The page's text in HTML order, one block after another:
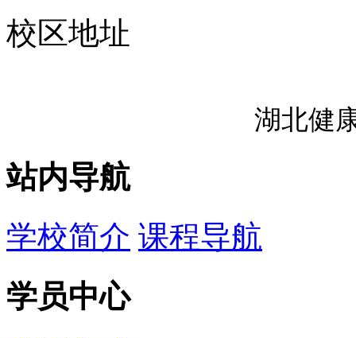
校区地址
湖北健
站内导航
学校简介 课程导航
学员中心